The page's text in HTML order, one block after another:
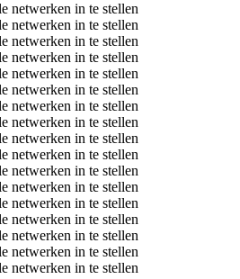
netwerken in te stellen
netwerken in te stellen
netwerken in te stellen
netwerken in te stellen
netwerken in te stellen
netwerken in te stellen
netwerken in te stellen
netwerken in te stellen
netwerken in te stellen
netwerken in te stellen
netwerken in te stellen
netwerken in te stellen
netwerken in te stellen
netwerken in te stellen
netwerken in te stellen
netwerken in te stellen
netwerken in te stellen